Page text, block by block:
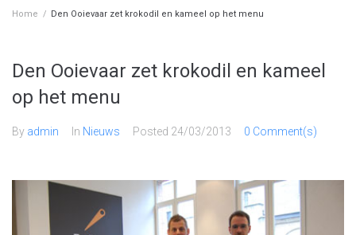
Home / Den Ooievaar zet krokodil en kameel op het menu
Den Ooievaar zet krokodil en kameel
op het menu
By admin In Nieuws Posted 24/03/2013 0 Comment(s)